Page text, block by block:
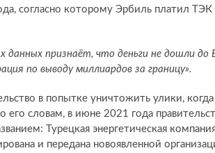
согласно которому Эрбиль платил TЭК
данных признаёт, что деньги не дошли до
по выводу миллиардов за границу».
в попытке уничтожить улики,
словам, в июне 2021 года
Турецкая энергетическая
и передана новоявленной